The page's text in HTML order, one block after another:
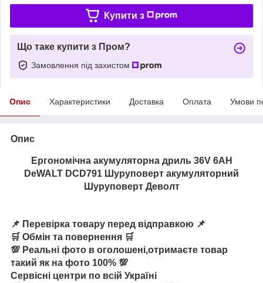
Купити з
Що таке купити з Пром?
Замовлення під захистом
Опис Характеристики Доставка Оплата Умови
Опис
Ергономічна акумуляторна дриль 36V 6AH
DeWALT DCD791 Шуруповерт акумуляторний
Шуруповерт Деволт
📌 Перевірка товару перед відправкою 📌
🛒 Обмін та повернення 🛒
💯 Реальні фото в оголошені,отримаєте товар
такий як на фото 100% 💯
Сервісні центри по всій Україні